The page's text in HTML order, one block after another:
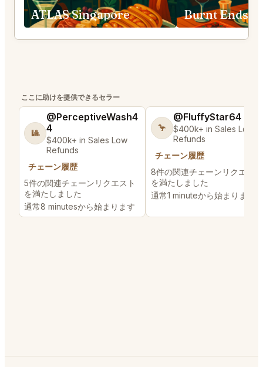
ATLAS Singapore Burnt Ends
ここに助けを提供できるセラー
🎱
@PerceptiveWash4
4
$400k+ in Sales Low
Refunds
チェーン履歴
5件の関連チェーンリクエスト
を満たしました
通常8 minutesから始まります
🦩
@FluffyStar64
$400k+ in Sales Low
Refunds
チェーン履歴
8件の関連チェーンリクエスト
を満たしました
通常1 minuteから始まります